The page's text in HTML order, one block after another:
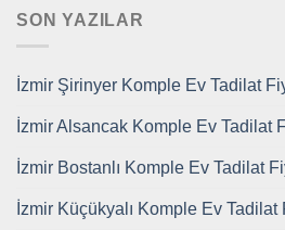
SON YAZILAR
İzmir Şirinyer Komple Ev Tadilat
İzmir Alsancak Komple Ev Tadilat
İzmir Bostanlı Komple Ev Tadilat
İzmir Küçükyalı Komple Ev Tadilat